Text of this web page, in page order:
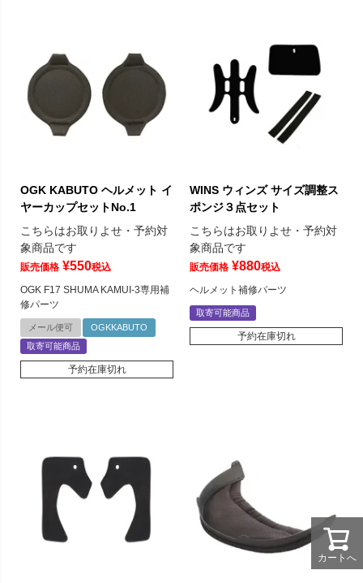
OGK KABUTO ヘルメット イ
ヤーカップセットNo.1
こちらはお取りよせ・予約対
象商品です
販売価格 ¥550税込
OGK F17 SHUMA KAMUI-3専用補
修パーツ
メール便可
OGKKABUTO
取寄可能商品
予約在庫切れ
WINS ウィンズ サイズ調整ス
ポンジ３点セット
こちらはお取りよせ・予約対
象商品です
販売価格 ¥880税込
ヘルメット補修パーツ
取寄可能商品
予約在庫切れ
カートへ